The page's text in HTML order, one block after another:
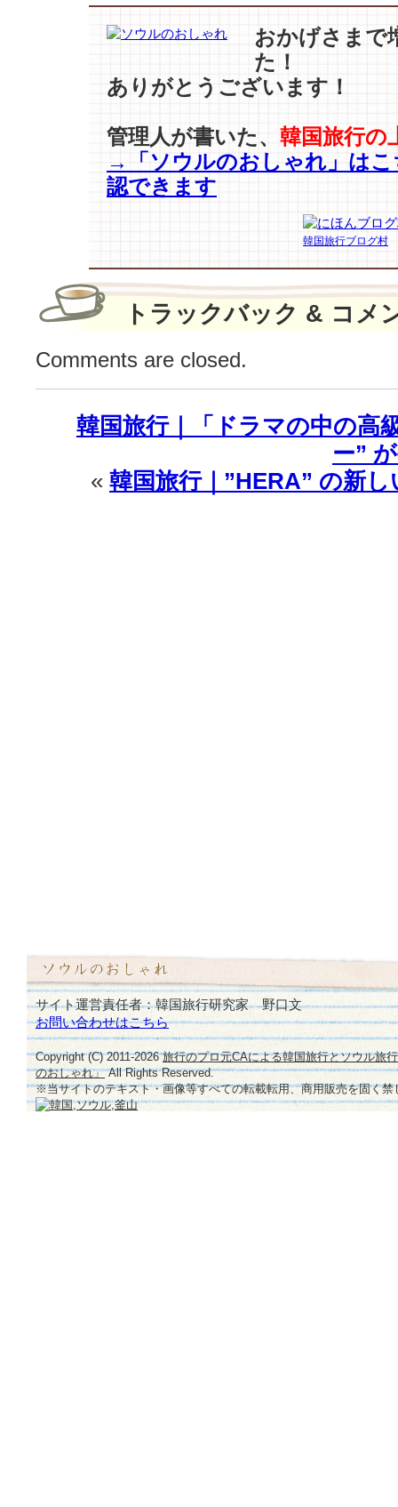
ツ】
の
着
こ
し〜
♪
おかげさまで
た！
ありがとうございます！
管理人が書いた、 韓国旅行の
→「ソウルのおしゃれ」はこ
認できます
韓国旅行ブログ村
トラックバック & コメ
Comments are closed.
韓国旅行｜「ドラマの中の高
ー”
« 韓国旅行｜”HERA” の新
サイト運営責任者：韓国旅行研究家 野口文
お問い合わせはこちら
Copyright (C) 2011-2026旅行のプロ元CAによる韓国旅行とソウル旅
のおしゃれ」All Rights Reserved.
※当サイトのテキスト・画像等すべての転載転用、商用販売を固く禁